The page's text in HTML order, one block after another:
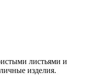
листьями и
изделия.